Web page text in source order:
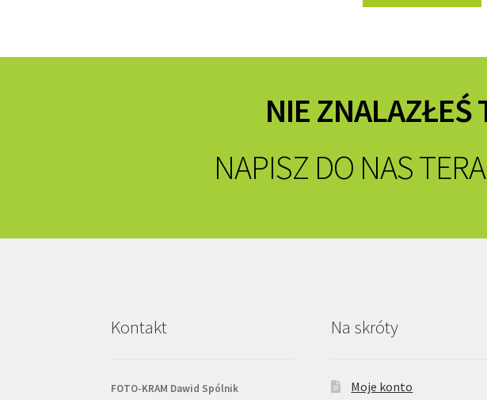
NIE ZNALAZŁEŚ
NAPISZ DO NAS
Kontakt
FOTO-KRAM Dawid Spólnik
Na skróty
Moje konto